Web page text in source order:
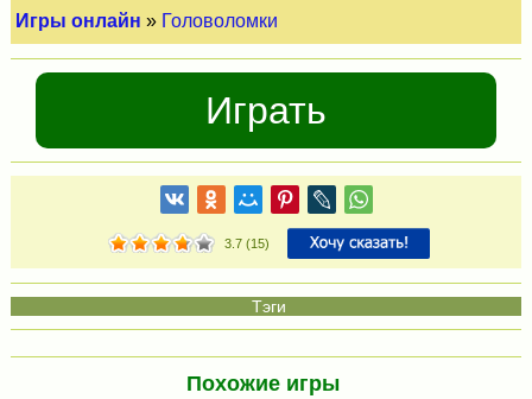
Игры онлайн » Головоломки
Играть
3.7(15)
Похожие игры